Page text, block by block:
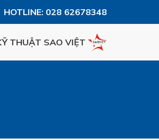
Trang chủ
HOTLINE: 028 62678348
THUẬT SAO VIỆT